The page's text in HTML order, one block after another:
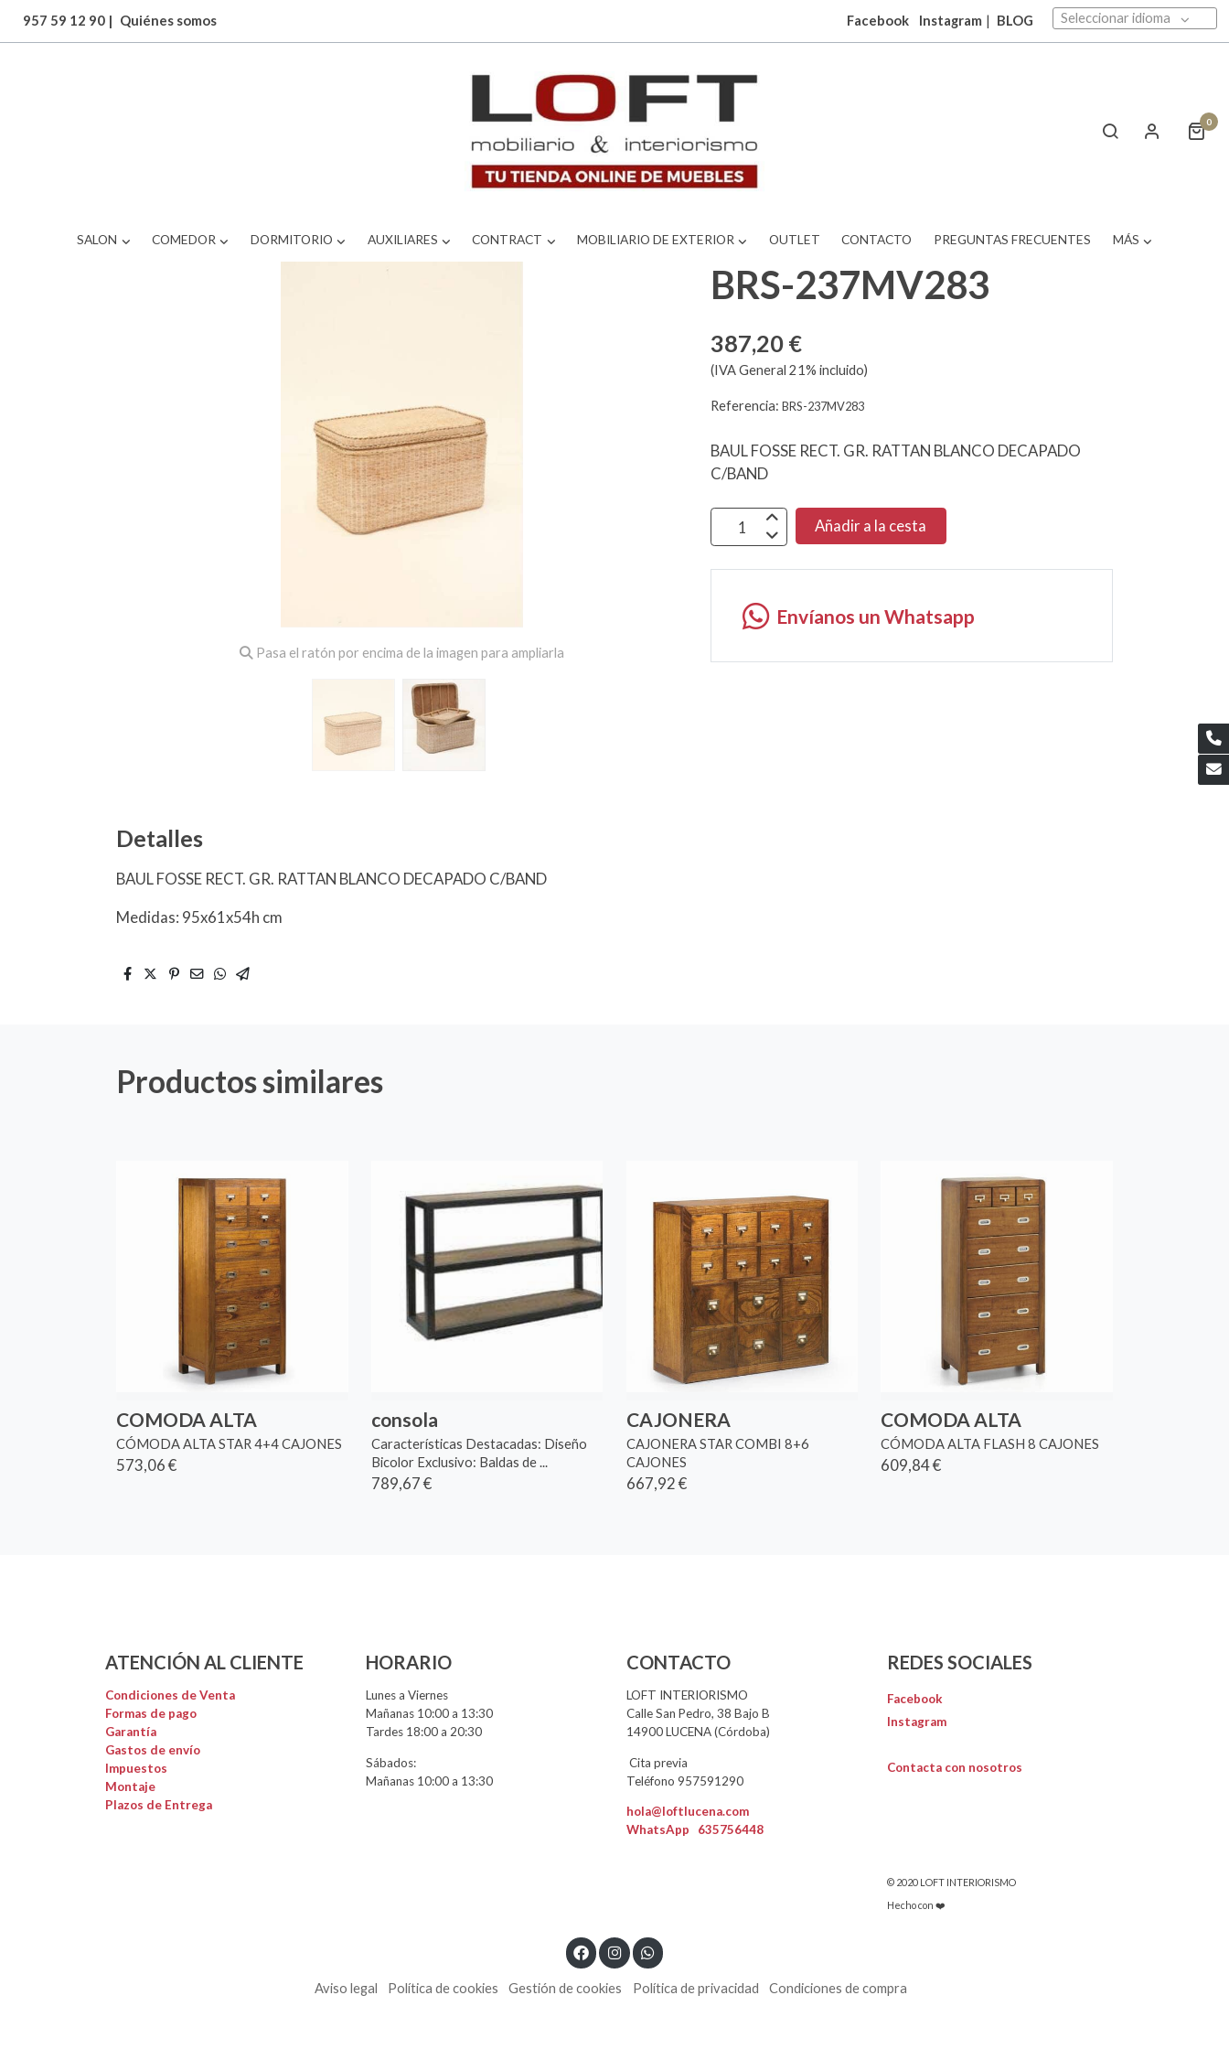
957 59 12 90 | Quiénes somos Facebook Instagram | BLOG Seleccionar idioma
0
SALON COMEDOR DORMITORIO AUXILIARES CONTRACT MOBILIARIO DE EXTERIOR OUTLET CONTACTO PREGUNTAS FRECUENTES MÁS
Pasa el ratón por encima de la imagen para ampliarla
Detalles
BAUL FOSSE RECT. GR. RATTAN BLANCO DECAPADO C/BAND
Medidas: 95x61x54h cm
BRS-237MV283
387,20 €
(IVA General 21% incluido)
Referencia:BRS-237MV283
BAUL FOSSE RECT. GR. RATTAN BLANCO DECAPADO
C/BAND
Añadir a la cesta
Envíanos un Whatsapp
Productos similares
COMODA ALTA
CÓMODA ALTA STAR 4+4 CAJONES
573,06 €
consola
Características Destacadas: Diseño
Bicolor Exclusivo: Baldas de ...
789,67 €
CAJONERA
CAJONERA STAR COMBI 8+6
CAJONES
667,92 €
COMODA ALTA
CÓMODA ALTA FLASH 8 CAJONES
609,84 €
ATENCIÓN AL CLIENTE
Condiciones de Venta
Formas de pago
Garantía
Gastos de envío
Impuestos
Montaje
Plazos de Entrega
HORARIO
Lunes a Viernes
Mañanas 10:00 a 13:30
Tardes 18:00 a 20:30
Sábados:
Mañanas 10:00 a 13:30
CONTACTO
LOFT INTERIORISMO
Calle San Pedro, 38 Bajo B
14900 LUCENA (Córdoba)
Cita previa
Teléfono 957591290
hola@loftlucena.com
WhatsApp 635756448
REDES SOCIALES
Facebook
Instagram
Contacta con nosotros
© 2020 LOFT INTERIORISMO
Hecho con ❤️
Aviso legal Política de cookies Gestión de cookies Política de privacidad Condiciones de compra